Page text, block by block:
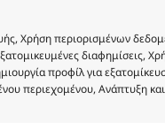
Χρήση περιορισμένων
διαφημίσεις,
προφίλ για
περιεχομένου, Ανάπτυξη και
Νότες:
Εποχές:
Αρωματική
Alcohol